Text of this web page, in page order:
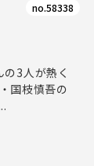
no.58338
3人が熱く
国枝慎吾の